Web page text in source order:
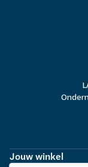
Jouw winkel